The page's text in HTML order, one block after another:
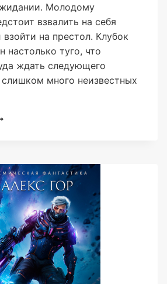
Молодому
взвалить на себя
на престол. Клубок
настолько туго, что
ждать следующего
слишком много неизвестных